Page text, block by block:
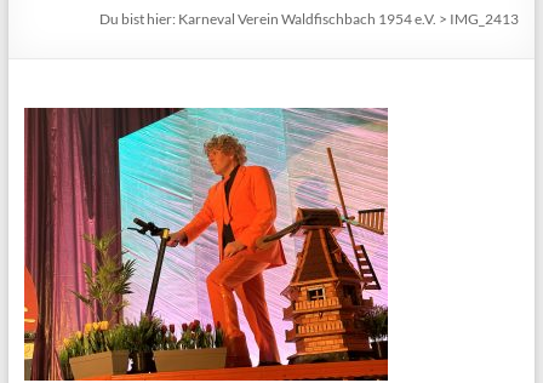
1954
Karneval
Verein
Waldfischbach
1954
e.V.
Du bist hier: Karneval Verein Waldfischbach 1954 e.V. > IMG_2413